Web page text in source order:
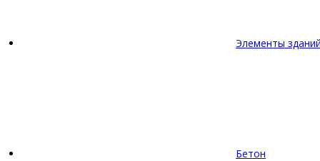
Элементы
Бетон